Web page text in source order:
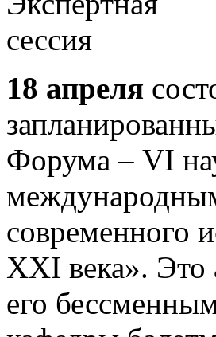
18 апреля
Форума – VI
современного
XXI века». Это
его